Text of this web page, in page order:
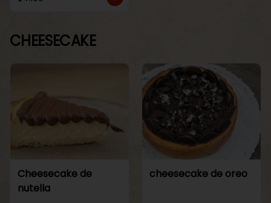
CHEESECAKE
Cheesecake de
nutella
cheesecake de oreo